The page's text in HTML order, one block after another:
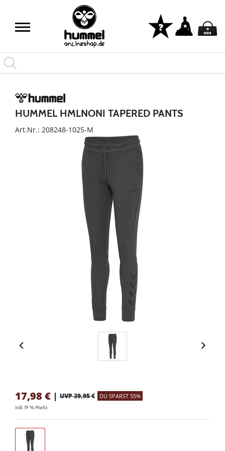
HUMMEL HMLNONI TAPERED PANTS
Art.Nr.: 208248-1025-M
17,98 € | UVP 39,95 € DU SPARST 55%
inkl. 19 % MwSt.